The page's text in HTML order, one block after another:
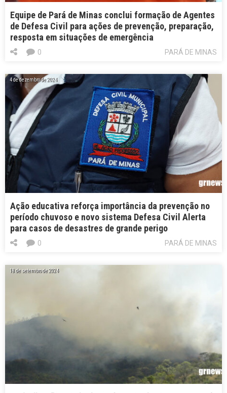
Equipe de Pará de Minas conclui formação de Agentes
de Defesa Civil para ações de prevenção, preparação,
resposta em situações de emergência
PARÁ DE MINAS
0
4 de dezembro de 2024
Ação educativa reforça importância da prevenção no
período chuvoso e novo sistema Defesa Civil Alerta
para casos de desastres de grande perigo
PARÁ DE MINAS
0
18 de setembro de 2024